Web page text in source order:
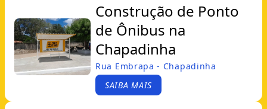
Construção de Ponto
de Ônibus na
Chapadinha
Rua Embrapa - Chapadinha
SAIBA MAIS